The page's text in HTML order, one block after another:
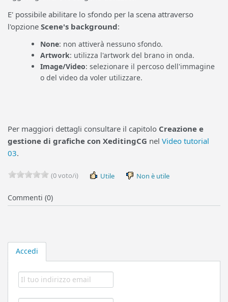
Accedi
E' possibile abilitare lo sfondo per la scena attraverso
l'opzione Scene's background:
None: non attiverà nessuno sfondo.
Artwork: utilizza l'artwork del brano in onda.
Image/Video: selezionare il percoso dell'immagine
o del video da voler utilizzare.
Per maggiori dettagli consultare il capitolo Creazione e
gestione di grafiche con XeditingCG nel Video tutorial
03.
(0 voto/i) Utile Non è utile
Commenti (0)